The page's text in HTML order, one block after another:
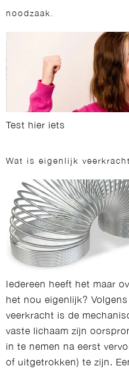
noodzaak.
Test hier iets
Wat is eigenlijk
Iedereen heeft het maar
het nou eigenlijk?
veerkracht is de
vaste lichaam zijn
in te nemen na eerst
of uitgetrokken) te zijn.